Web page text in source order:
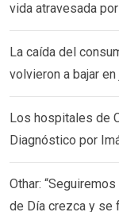
vida atravesada
La caída del
volvieron a bajar en
Los hospitales de
Diagnóstico por
Othar:
de Día crezca y se